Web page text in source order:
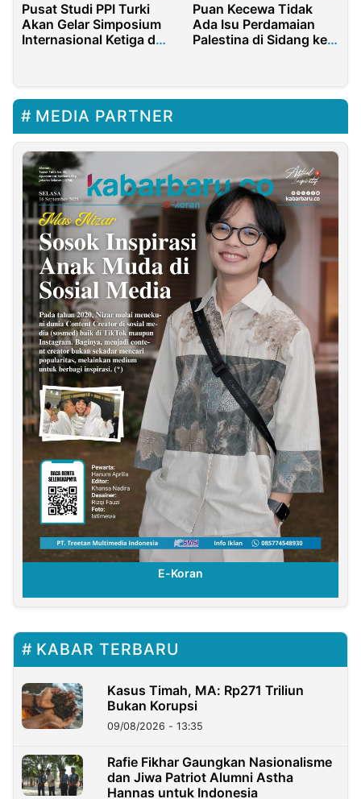
Pusat Studi PPI Turki
Akan Gelar Simposium
Internasional Ketiga di
Puan Kecewa Tidak
Ada Isu Perdamaian
Palestina di Sidang ke-
MEDIA PARTNER
E-Koran
KABAR TERBARU
Kasus Timah, MA: Rp271 Triliun
Bukan Korupsi
09/08/2026 - 13:35
Rafie Fikhar Gaungkan Nasionalisme
dan Jiwa Patriot Alumni Astha
Hannas untuk Indonesia